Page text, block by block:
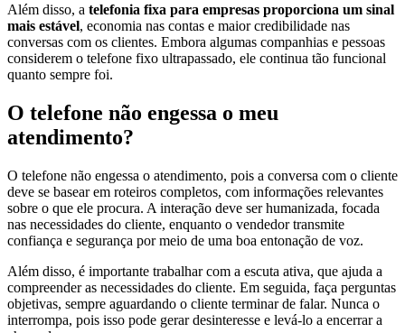
Além disso, a telefonia fixa para empresas proporciona um sinal
mais estável, economia nas contas e maior credibilidade nas
conversas com os clientes. Embora algumas companhias e pessoas
considerem o telefone fixo ultrapassado, ele continua tão funcional
quanto sempre foi.
O telefone não engessa o meu
atendimento?
O telefone não engessa o atendimento, pois a conversa com o cliente
deve se basear em roteiros completos, com informações relevantes
sobre o que ele procura. A interação deve ser humanizada, focada
nas necessidades do cliente, enquanto o vendedor transmite
confiança e segurança por meio de uma boa entonação de voz.
Além disso, é importante trabalhar com a escuta ativa, que ajuda a
compreender as necessidades do cliente. Em seguida, faça perguntas
objetivas, sempre aguardando o cliente terminar de falar. Nunca o
interrompa, pois isso pode gerar desinteresse e levá-lo a encerrar a